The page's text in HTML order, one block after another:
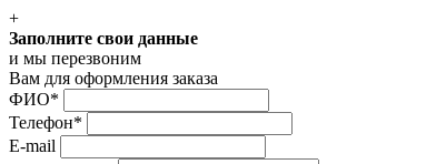
+
Заполните свои данные
и мы перезвоним
Вам для оформления заказа
ФИО*
Телефон*
E-mail